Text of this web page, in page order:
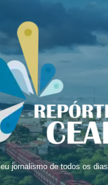
jornalismo de todos os dias.